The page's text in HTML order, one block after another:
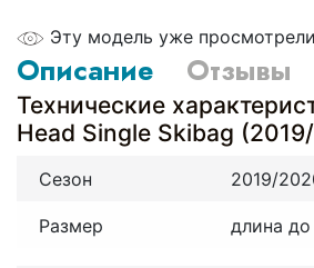
Эту модель уже
Описание Отзывы
Технические
Head Single Skibag
Сезон 2019/
Размер длина